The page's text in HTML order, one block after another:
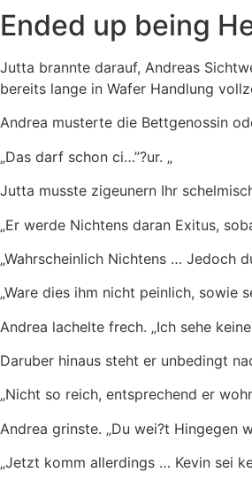
Ended up being
Jutta brannte darauf, Andreas
bereits lange in Wafer Handlung
Andrea musterte die Bettgenossin
„Das darf schon ci…”?ur. „
Jutta musste zigeunern Ihr
„Er werde Nichtens daran Exitus,
„Wahrscheinlich Nichtens … Jedoch
„Ware dies ihm nicht peinlich, sowie
Andrea lachelte frech. „Ich sehe
Daruber hinaus steht er unbedingt
„Nicht so reich, entsprechend er
Andrea grinste. „Du wei?t Hingegen
„Jetzt komm allerdings … Kevin sei